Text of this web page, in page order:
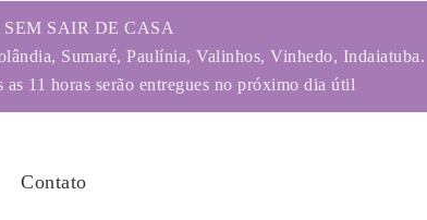
SEM SAIR DE CASA
Sumaré, Paulínia, Valinhos, Vinhedo, Indaiatuba.
11 horas serão entregues no próximo dia útil
Contato